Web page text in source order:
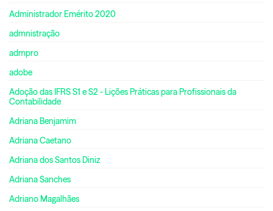
Administrador Emérito 2020
admnistração
admpro
adobe
Adoção das IFRS S1 e S2 - Lições Práticas para Profissionais da
Contabilidade
Adriana Benjamim
Adriana Caetano
Adriana dos Santos Diniz
Adriana Sanches
Adriano Magalhães